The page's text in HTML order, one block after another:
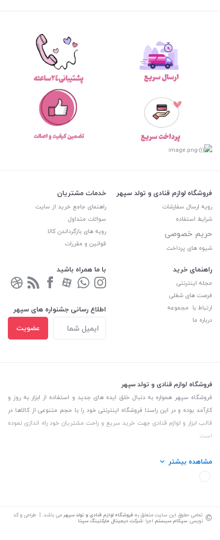
فروشگاه لوازم قنادی و تولد سپهر
رویه ارسال سفارشات
شرایط استفاده
حریم خصوصی
شیوه های پرداخت
خدمات مشتریان
راهنمای جامع خرید از سایت
سوالات متداول
رویه های بازگرداندن کالا
قوانین و مقررات
راهنمای خرید
مجله اینترنتی
فرصت های شغلی
ارتباط با مجموعه
درباره ما
با ما همراه باشید
اطلاع رسانی جشنواره های سپهر
عضویت
فروشگاه لوازم قنادی و تولد سپهر
فروشگاه سپهر همواره به دنبال خلق ایده های جدید و استفاده از ابزار به روز و
کارآمد بوده و در این راستا فروشگاه اینترنتی خود را با حجم متنوعی از کالاها در
قالب ابزار و لوازم قنادی جهت خرید سریع و راحت مشتریان خود راه اندازی نموده
است.
این فروشگاه تمام تلاش خود را نموده تا کالاهایی با کیفیت و با حداقل قیمت
عرضه نماید.
مشاهده بیشتر
© تمامی حقوق این سایت متعلق بهفروشگاه لوازم قنادی و تولد سپهر می باشد. | طراحی و کد
نویسی: سپکام سیستم اجرا :شرکت دیجیتال مارکتینگ سپتا